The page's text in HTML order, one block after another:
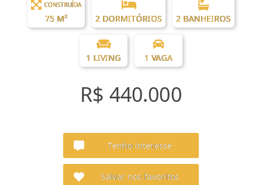
CONSTRUÍDA
75 M² 2 DORMITÓRIOS 2 BANHEIROS
1 LIVING 1 VAGA
R$ 440.000
Tenho interesse
Salvar nos favoritos